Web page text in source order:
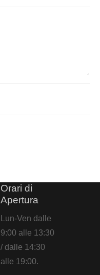
Orari di
Apertura
Lun-Ven dalle
9:00 alle 13:30
/ dalle 14:30
alle 19:00.